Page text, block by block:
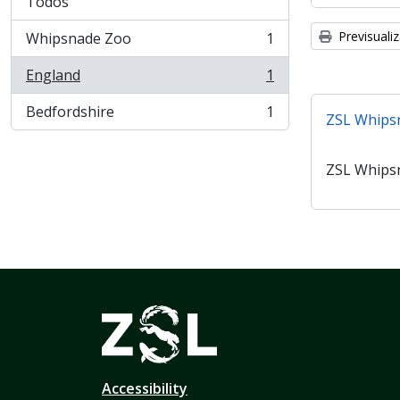
Whipsnade Zoo
, 1 resultados
1
England
, 1 resultados
1
Bedfordshire
, 1 resultados 1 ZSL
ZSL
Accessibility